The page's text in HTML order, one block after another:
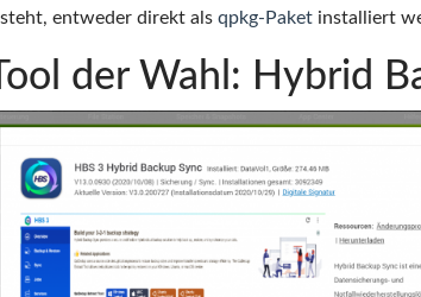
entweder direkt als qpkg-Paket installiert
der Wahl: Hybrid